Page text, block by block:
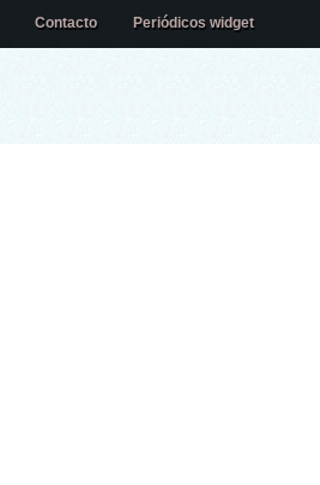
Contacto Periódicos widget